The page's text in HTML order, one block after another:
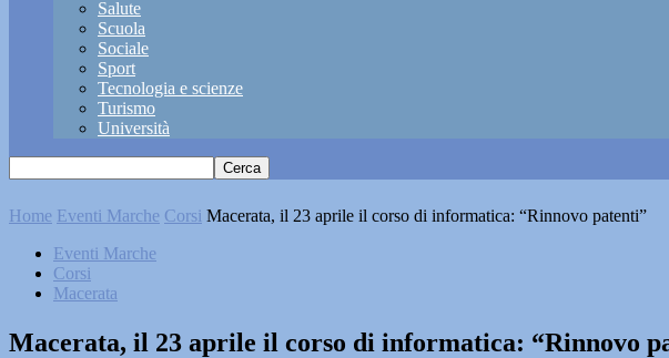
Salute
Scuola
Sociale
Sport
Tecnologia e scienze
Turismo
Università
Home Eventi Marche Corsi Macerata, il 23 aprile il corso di informatica: “Rinnovo patenti”
Eventi Marche
Corsi
Macerata
Macerata, il 23 aprile il corso di informatica: “Rinnovo